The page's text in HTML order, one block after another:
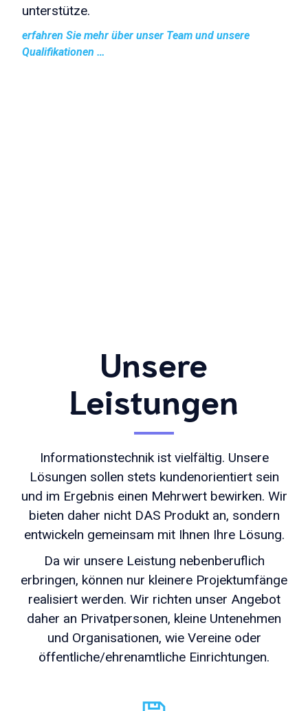
unterstütze.
erfahren Sie mehr über unser Team und unsere
Qualifikationen …
Unsere
Leistungen
Informationstechnik ist vielfältig. Unsere
Lösungen sollen stets kundenorientiert sein
und im Ergebnis einen Mehrwert bewirken. Wir
bieten daher nicht DAS Produkt an, sondern
entwickeln gemeinsam mit Ihnen Ihre Lösung.
Da wir unsere Leistung nebenberuflich
erbringen, können nur kleinere Projektumfänge
realisiert werden. Wir richten unser Angebot
daher an Privatpersonen, kleine Untenehmen
und Organisationen, wie Vereine oder
öffentliche/ehrenamtliche Einrichtungen.